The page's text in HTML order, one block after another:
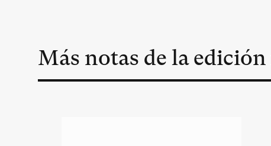
Más notas de la edición